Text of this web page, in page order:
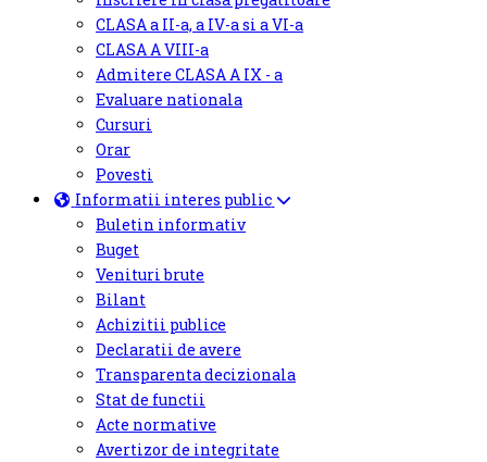
CLASA a II-a, a IV-a si a VI-a
CLASA A VIII-a
Admitere CLASA A IX - a
Evaluare nationala
Cursuri
Orar
Povesti
Informatii interes public
Buletin informativ
Buget
Venituri brute
Bilant
Achizitii publice
Declaratii de avere
Transparenta decizionala
Stat de functii
Acte normative
Avertizor de integritate